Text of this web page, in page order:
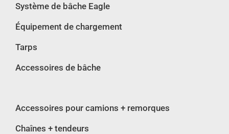
Système de bâche Eagle
Équipement de chargement
Tarps
Accessoires de bâche
Accessoires pour camions + remorques
Chaînes + tendeurs